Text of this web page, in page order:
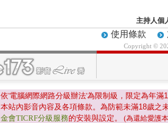
主持人個
使用條款
Copyright ©
依'電腦網際網路分級辦法'為限制級，限定為年滿
本站內影音內容及各項條款。為防範未滿18歲之
金會TICRF分級服務的安裝與設定。 (為還給愛護